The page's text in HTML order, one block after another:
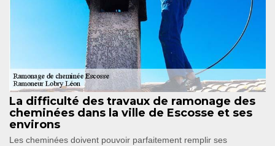
La difficulté des travaux de ramonage des
cheminées dans la ville de Escosse et ses
environs
Les cheminées doivent pouvoir parfaitement remplir ses